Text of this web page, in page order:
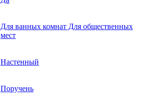
Для ванных комнат Для общественных
мест
Настенный
Поручень